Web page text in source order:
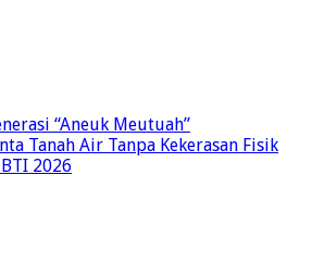
“Aneuk Meutuah”
Tanah Air Tanpa Kekerasan Fisik
2026